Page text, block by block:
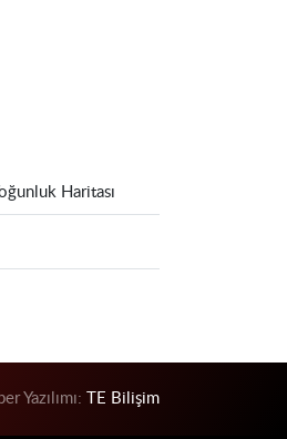
Haritası
Yazılımı: TE Bilişim